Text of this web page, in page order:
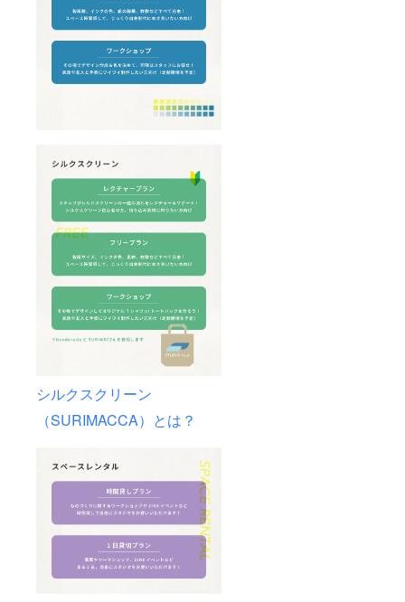
シルクスクリーン
（SURIMACCA）とは？